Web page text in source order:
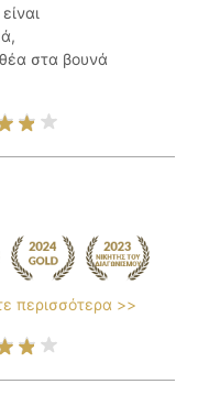
στα βουνά
περισσότερα >>